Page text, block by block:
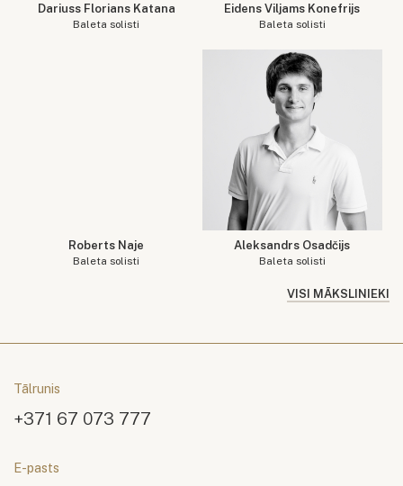
Dariuss Florians Katana
Baleta solisti
Eidens Viljams Konefrijs
Baleta solisti
Roberts Naje
Baleta solisti
Aleksandrs Osadčijs
Baleta solisti
VISI MĀKSLINIEKI
Tālrunis
+371 67 073 777
E-pasts